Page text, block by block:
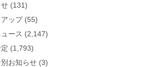
(131)
アップ (55)
ース (2,147)
(1,793)
お知らせ (3)